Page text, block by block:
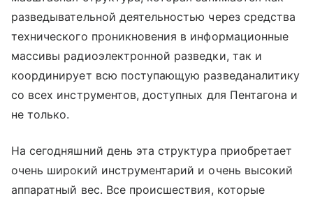
разведывательной деятельностью через средства
технического проникновения в информационные
массивы радиоэлектронной разведки, так и
координирует всю поступающую разведаналитику
со всех инструментов, доступных для Пентагона и
не только.
На сегодняшний день эта структура приобретает
очень широкий инструментарий и очень высокий
аппаратный вес. Все происшествия, которые